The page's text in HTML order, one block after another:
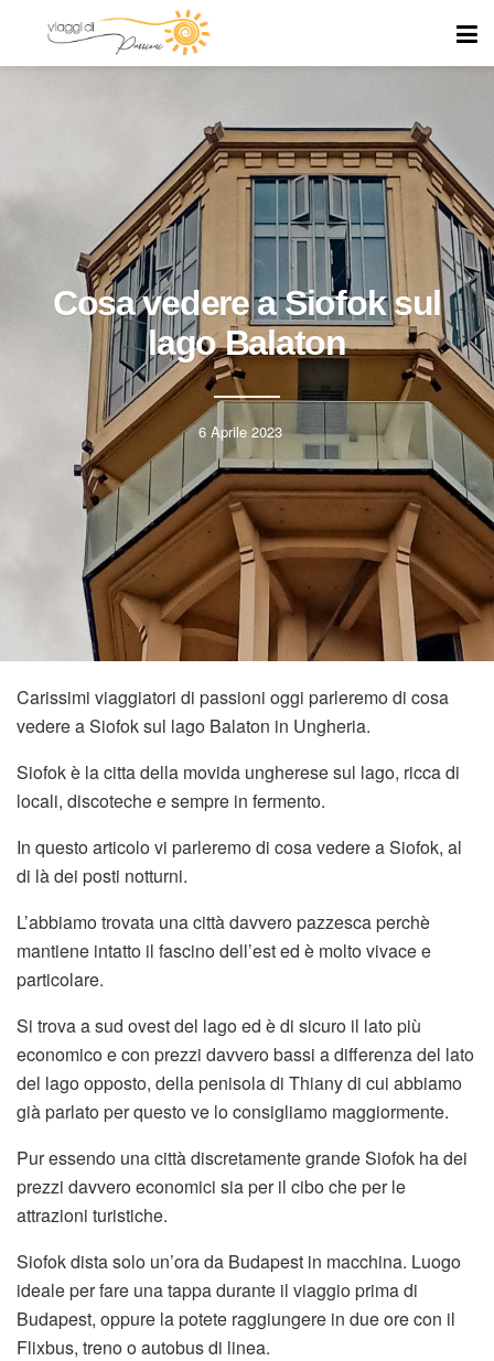
Cosa vedere a Siofok sul
lago Balaton
6 Aprile 2023
Carissimi viaggiatori di passioni oggi parleremo di cosa
vedere a Siofok sul lago Balaton in Ungheria.
Siofok è la citta della movida ungherese sul lago, ricca di
locali, discoteche e sempre in fermento.
In questo articolo vi parleremo di cosa vedere a Siofok, al
di là dei posti notturni.
L’abbiamo trovata una città davvero pazzesca perchè
mantiene intatto il fascino dell’est ed è molto vivace e
particolare.
Si trova a sud ovest del lago ed è di sicuro il lato più
economico e con prezzi davvero bassi a differenza del lato
del lago opposto, della penisola di Thiany di cui abbiamo
già parlato per questo ve lo consigliamo maggiormente.
Pur essendo una città discretamente grande Siofok ha dei
prezzi davvero economici sia per il cibo che per le
attrazioni turistiche.
Siofok dista solo un’ora da Budapest in macchina. Luogo
ideale per fare una tappa durante il viaggio prima di
Budapest, oppure la potete raggiungere in due ore con il
Flixbus, treno o autobus di linea.